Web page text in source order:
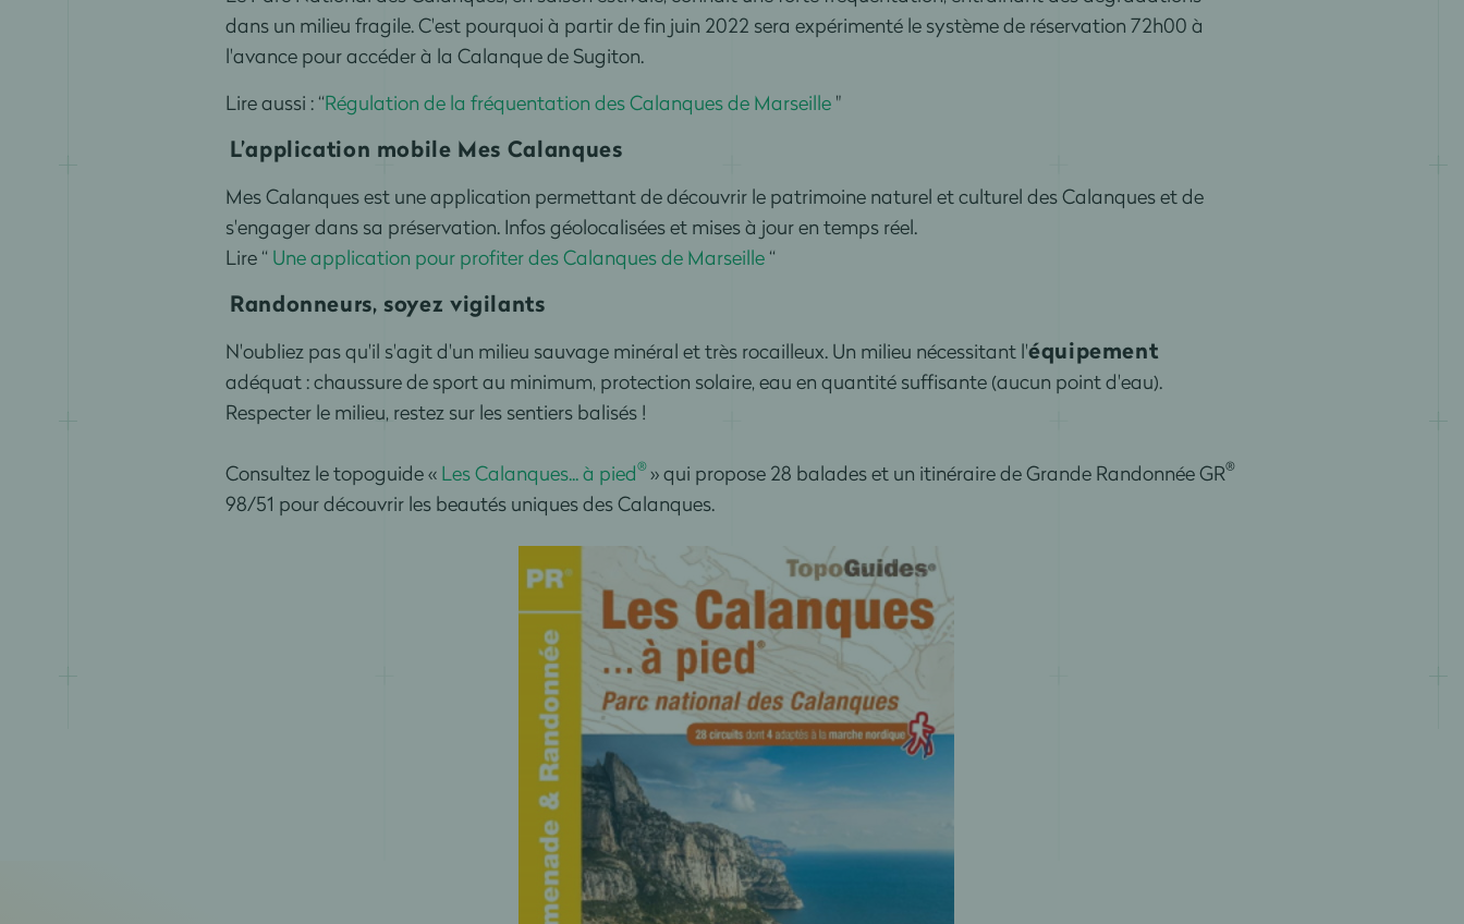
dans un milieu fragile. C'est pourquoi à partir de fin juin 2022 sera expérimenté le système de réservation 72h00 à
l'avance pour accéder à la Calanque de Sugiton.
Lire aussi : “Régulation de la fréquentation des Calanques de Marseille"
L’application mobile Mes Calanques
Mes Calanques est une application permettant de découvrir le patrimoine naturel et culturel des Calanques et de
s'engager dans sa préservation. Infos géolocalisées et mises à jour en temps réel.
Lire “ Une application pour profiter des Calanques de Marseille“
Randonneurs, soyez vigilants
N'oubliez pas qu'il s'agit d'un milieu sauvage minéral et très rocailleux. Un milieu nécessitant l'équipement
adéquat : chaussure de sport au minimum, protection solaire, eau en quantité suffisante (aucun point d'eau).
Respecter le milieu, restez sur les sentiers balisés !
Consultez le topoguide « Les Calanques... à pied®» qui propose 28 balades et un itinéraire de Grande Randonnée GR®
98/51 pour découvrir les beautés uniques des Calanques.